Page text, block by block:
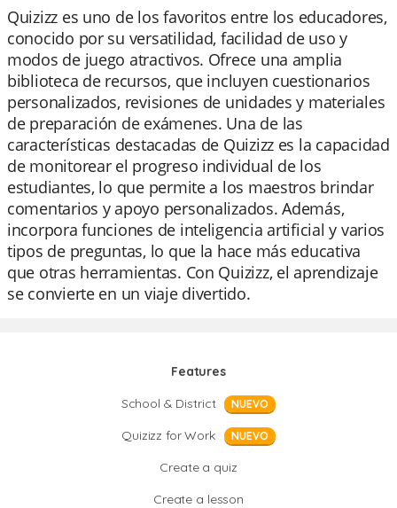
Quizizz es uno de los favoritos entre los educadores,
conocido por su versatilidad, facilidad de uso y
modos de juego atractivos. Ofrece una amplia
biblioteca de recursos, que incluyen cuestionarios
personalizados, revisiones de unidades y materiales
de preparación de exámenes. Una de las
características destacadas de Quizizz es la capacidad
de monitorear el progreso individual de los
estudiantes, lo que permite a los maestros brindar
comentarios y apoyo personalizados. Además,
incorpora funciones de inteligencia artificial y varios
tipos de preguntas, lo que la hace más educativa
que otras herramientas. Con Quizizz, el aprendizaje
se convierte en un viaje divertido.
Features
School & District
NUEVO
Quizizz for Work NUEVO
Create a quiz
Create a lesson